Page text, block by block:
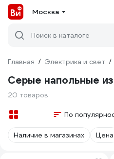
Москва
Поиск в каталоге
Главная / Электрика и свет /
Серые напольные
20 товаров
По
Наличие в магазинах Цена